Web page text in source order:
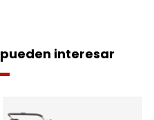
interesar